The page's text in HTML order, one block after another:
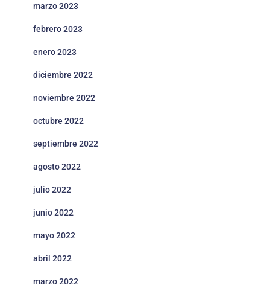
marzo 2023
febrero 2023
enero 2023
diciembre 2022
noviembre 2022
octubre 2022
septiembre 2022
agosto 2022
julio 2022
junio 2022
mayo 2022
abril 2022
marzo 2022